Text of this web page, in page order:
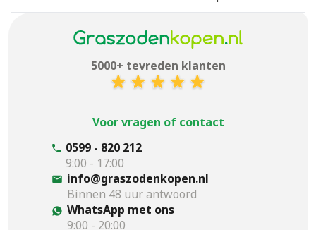
5000+ tevreden klanten
Voor vragen of contact
0599 - 820 212
9:00 - 17:00
info@graszodenkopen.nl
Binnen 48 uur antwoord
WhatsApp met ons
9:00 - 20:00